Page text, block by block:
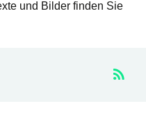
und Bilder finden Sie